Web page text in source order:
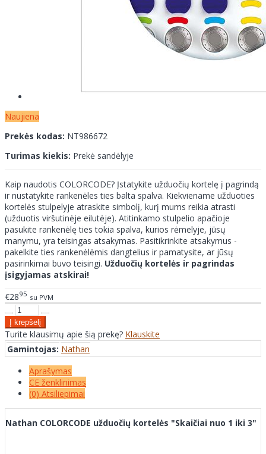
Naujiena
Prekės kodas: NT986672
Turimas kiekis: Prekė sandėlyje
Kaip naudotis COLORCODE? Įstatykite užduočių kortelę į pagrindą
ir nustatykite rankenėles ties balta spalva. Kiekviename užduoties
kortelės stulpelyje atraskite simbolį, kurį mums reikia atrasti
(užduotis viršutinėje eilutėje). Atitinkamo stulpelio apačioje
pasukite rankenėlę ties tokia spalva, kurios rėmelyje, jūsų
manymu, yra teisingas atsakymas. Pasitikrinkite atsakymus -
pakelkite ties rankenėlėmis dangtelius ir pamatysite, ar jūsų
pasirinkimai buvo teisingi. Užduočių kortelės ir pagrindas
įsigyjamas atskirai!
€2895 su PVM
Turite klausimų apie šią prekę? Klauskite
Gamintojas: Nathan
Aprašymas
CE ženklinimas
(0) Atsiliepimai
Nathan COLORCODE užduočių kortelės "Skaičiai nuo 1 iki 3"